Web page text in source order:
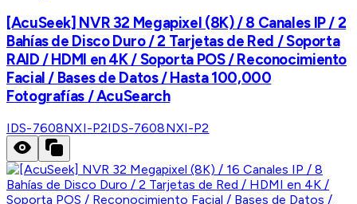
[AcuSeek] NVR 32 Megapixel (8K) / 8 Canales IP / 2
Bahías de Disco Duro / 2 Tarjetas de Red / Soporta
RAID / HDMI en 4K / Soporta POS / Reconocimiento
Facial / Bases de Datos / Hasta 100,000
Fotografías / AcuSearch
IDS-7608NXI-P2IDS-7608NXI-P2